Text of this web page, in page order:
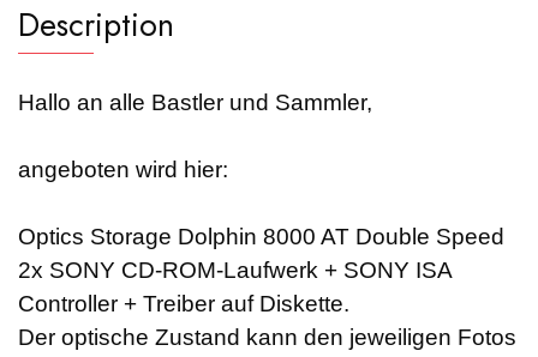
Description
Hallo an alle Bastler und Sammler,
angeboten wird hier:
Optics Storage Dolphin 8000 AT Double Speed
2x SONY CD-ROM-Laufwerk + SONY ISA
Controller + Treiber auf Diskette.
Der optische Zustand kann den jeweiligen Fotos